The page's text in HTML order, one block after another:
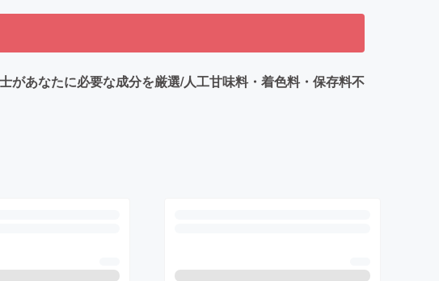
があなたに必要な成分を厳選/人工甘味料・着色料・保存料不